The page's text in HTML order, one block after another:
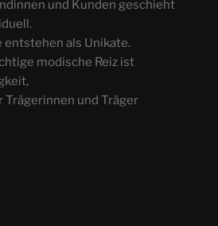
und Kunden geschieht
als Unikate.
modische Reiz ist
und Träger